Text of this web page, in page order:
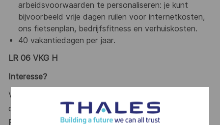
arbeidsvoorwaarden te personaliseren: je kunt
bijvoorbeeld vrije dagen ruilen voor internetkosten,
ons fietsenplan, bedrijfsfitness en verhuiskosten.
40 vakantiedagen per jaar.
LR 06 VKG H
Interesse?
Voor eventuele vragen kan je altijd contact met
opnemen met Laurence Janssen, Talent Acquisition
Partner van Thales, via